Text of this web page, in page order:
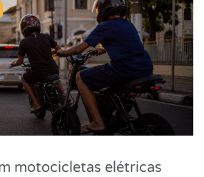
motocicletas elétricas